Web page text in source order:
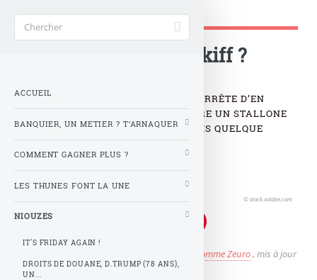
Gère ta tune !
Fiscal cliff, c koi ce kiff ?
C KOI CE FISCAL CLIFF, SOUMIER N’ARRÊTE D’EN
BLABLATER SUR SA BFMTV ? ENCORE UN STALLONE
SANS NEURONE ? ALLEZ OBAMA FAIS QUELQUE
CHOSE POUR MOI !
© stock.adobe.com
Z comme Zeuro, mis à jour
lemardi 25 décembre 2012 à 10 h 07
ACCUEIL
BANQUIER, UN METIER ? T’ARNAQUER
COMMENT GAGNER PLUS ?
LES THUNES FONT LA UNE
NIOUZES
IT'S FRIDAY AGAIN !
DROITS DE DOUANE, D.TRUMP (78 ANS),
UN...